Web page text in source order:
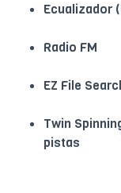
Ecualizador
Radio FM
EZ File
Twin
pistas